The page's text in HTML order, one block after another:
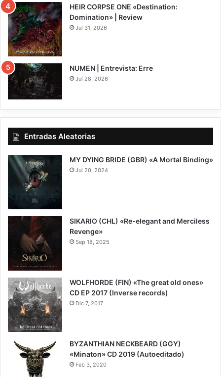
8
HEIR CORPSE ONE «Destination:
Domination» | Review
Jul 31, 2026
NUMEN | Entrevista: Erre
Jul 28, 2026
Entradas Aleatorias
MY DYING BRIDE (GBR) «A Mortal Binding»
Jul 20, 2024
8
SIKARIO (CHL) «Re-elegant and Merciless
Revenge»
Sep 18, 2025
7
WOLFHORDE (FIN) «The great old ones»
CD EP 2017 (Inverse records)
Dic 7, 2017
BYZANTHIAN NECKBEARD (GGY)
«Minaton» CD 2019 (Autoeditado)
Feb 3, 2020